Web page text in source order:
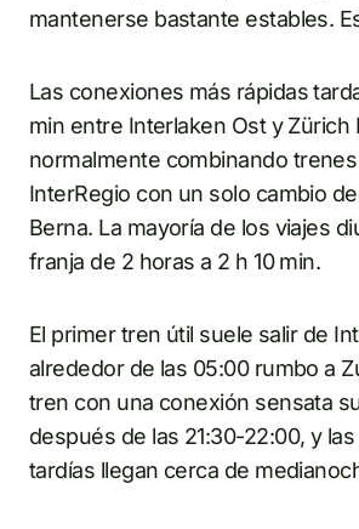
mantenerse bastante estables.
Las conexiones más rápidas
min entre Interlaken Ost y Zürich
normalmente combinando
InterRegio con un solo cambio
Berna. La mayoría de los viajes
franja de 2 horas a 2 h 10 min.
El primer tren útil suele salir de
alrededor de las 05:00 rumbo a
tren con una conexión sensata
después de las 21:30-22:00, y
tardías llegan cerca de